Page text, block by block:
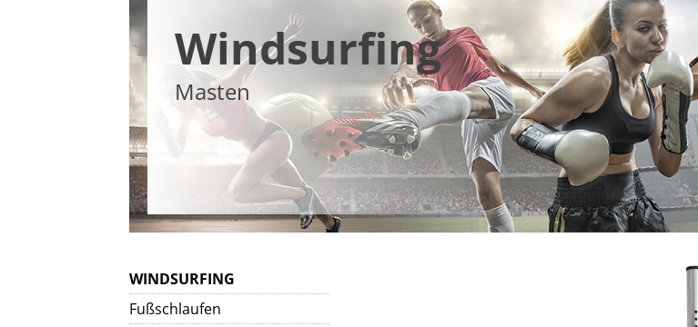
Windsurfing
Masten
WINDSURFING
Fußschlaufen